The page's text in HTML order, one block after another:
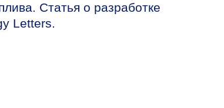
Статья о разработке
Letters.